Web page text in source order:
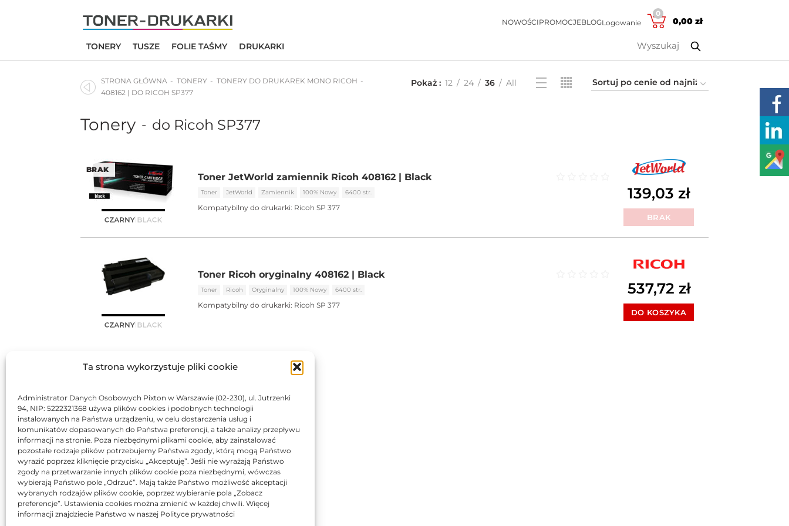
Ta strona wykorzystuje pliki cookie
Administrator Danych Osobowych Pixton w Warszawie (02-230), ul. Jutrzenki
94, NIP: 5222321368 używa plików cookies i podobnych technologii
instalowanych na Państwa urządzeniu, w celu dostarczenia usług i
komunikatów dopasowanych do Państwa preferencji, a także analizy przepływu
informacji na stronie. Poza niezbędnymi plikami cookie, aby zainstalować
pozostałe rodzaje plików potrzebujemy Państwa zgody, którą mogą Państwo
wyrazić poprzez kliknięcie przycisku „Akceptuję”. Jeśli nie wyrażają Państwo
zgody na przetwarzanie innych plików cookie poza niezbędnymi, wówczas
wybierają Państwo pole „Odrzuć”. Mają także Państwo możliwość akceptacji
wybranych rodzajów plików cookie, poprzez wybieranie pola „Zobacz
preferencje”. Ustawienia cookies można zmienić w każdej chwili. Więcej
informacji znajdziecie Państwo w naszej Polityce prywatności
NOWOŚCIPROMOCJEBLOGLogowanie
0
0,00 zł
TONERY TUSZE FOLIE TAŚMY DRUKARKI
STRONA GŁÓWNA TONERY
TONERY DO DRUKAREK MONO RICOH
408162 | DO RICOH SP377
Pokaż 12 24 36 All
Tonery - do Ricoh SP377
BRAK
Toner JetWorld zamiennik Ricoh 408162 | Black
Oceniono0
Toner JetWorld Zamiennik 100% Nowy 6400 str.
Kompatybilny do drukarki: Ricoh SP 377
139,03 zł
BRAK
Toner Ricoh oryginalny 408162 | Black
Oceniono0na 5
Toner Ricoh Oryginalny 100% Nowy 6400 str.
Kompatybilny do drukarki: Ricoh SP 377
537,72 zł
DO KOSZYKA